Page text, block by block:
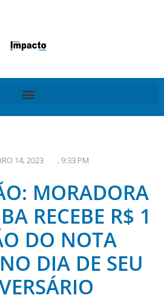
14, 2023 , 9:33 PM
MORADORA
RECEBE R$ 1
DO NOTA
DIA DE SEU